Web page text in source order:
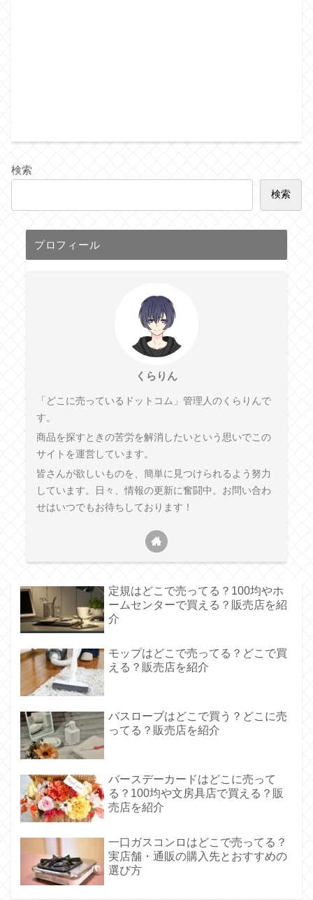
検索
検索
プロフィール
くらりん
「どこに売っているドットコム」管理人のくらりんで
す。
商品を探すときの苦労を解消したいという思いでこの
サイトを運営しています。
皆さんが欲しいものを、簡単に見つけられるよう努力
しています。日々、情報の更新に奮闘中。お問い合わ
せはいつでもお待ちしております！
定規はどこで売ってる？100均やホ
ームセンターで買える？販売店を紹
介
モップはどこで売ってる？どこで買
える？販売店を紹介
バスローブはどこで買う？どこに売
ってる？販売店を紹介
バースデーカードはどこに売って
る？100均や文房具店で買える？販
売店を紹介
一口ガスコンロはどこで売ってる？
実店舗・通販の購入先とおすすめの
選び方